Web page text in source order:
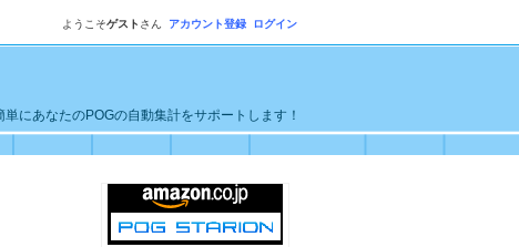
ようこそゲスト さん アカウント登録 ログイン
にあなたのPOGの自動集計をサポートします！